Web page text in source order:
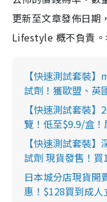
更新至文章發佈日期
Lifestyle 概不負責
【快速測試套裝
試劑！獲歐盟、英
【快速測試套裝
覽！低至$9.9/盒
【快速測試套裝
試劑 現貨發售！
日本城分店現貨開
惠！$128買到成